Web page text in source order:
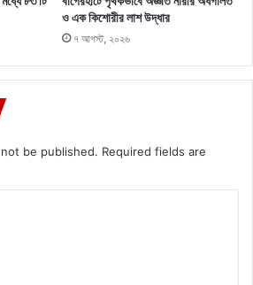
ও এক কিশোরীর লাশ উদ্ধার
৭ আগস্ট, ২০২৬
be published. Required fields are